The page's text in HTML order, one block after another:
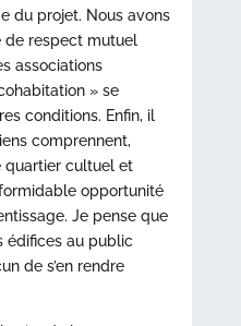
du projet. Nous avons
de respect mutuel
associations
» se
conditions. Enfin, il
comprennent,
quartier cultuel et
opportunité
Je pense que
édifices au public
de s’en rendre